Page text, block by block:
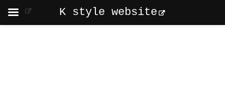
K style website